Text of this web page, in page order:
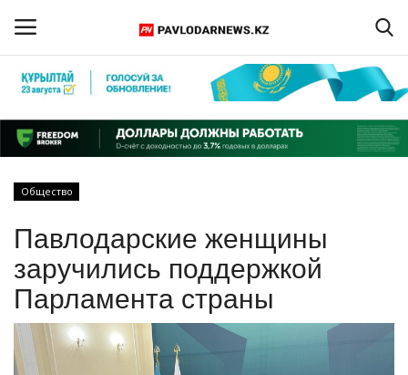
Регистрация
Главная
ПАВЛОДАРСКАЯ ОБЛАСТЬ
КАЗАХСТАН
МИР
Общество
Павлодарские женщины
заручились поддержкой
Парламента страны